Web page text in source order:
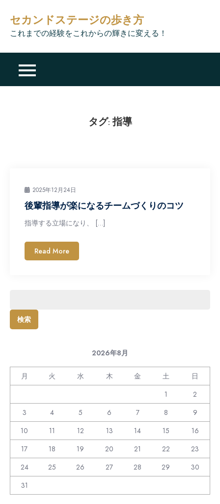
content
セカンドステージの歩き方
これまでの経験をこれからの輝きに変える！
タグ: 指導
2025年12月24日
後輩指導が楽になるチームづくりのコツ
指導する立場になり、 […]
Read More
索:
2026年8月
月 火 水 木 金 土
日
1
2
3
4 5 6 7 8
9
10
11 12 13 14 15
16
17
18 19 20 21 22
23
24
25 26 27 28 29
30
31